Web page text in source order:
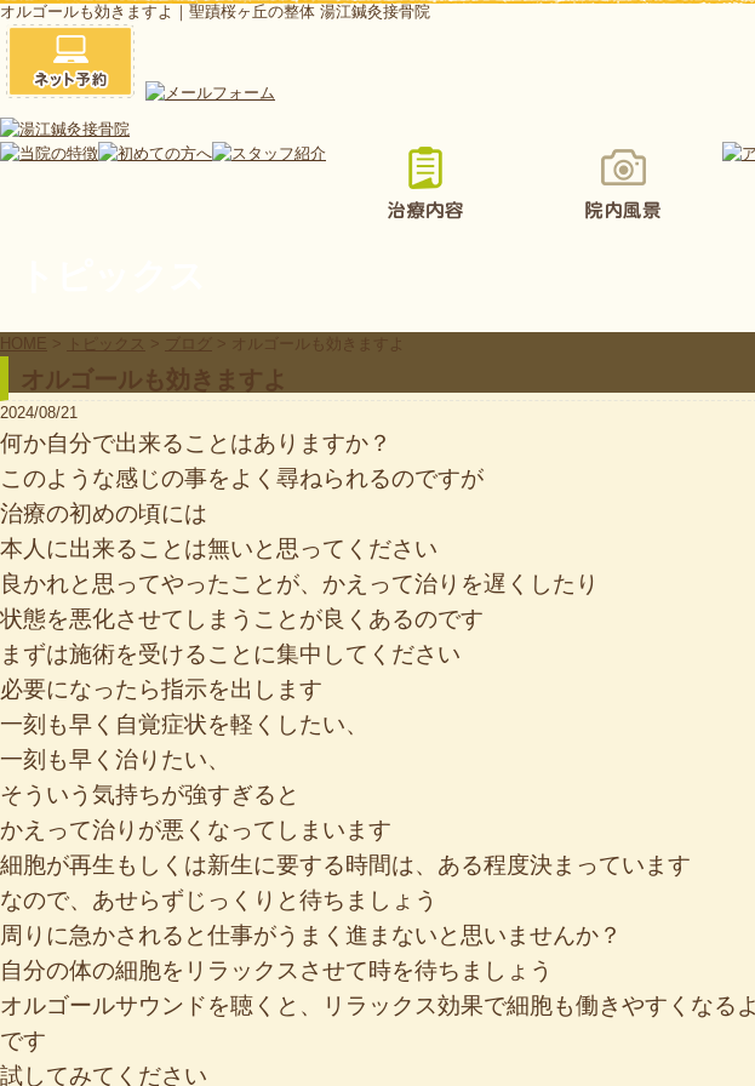
オルゴールも効きますよ｜聖蹟桜ヶ丘の整体 湯江鍼灸接骨院
HOME > トピックス > ブログ > オルゴールも効きますよ
オルゴールも効きますよ
2024/08/21
何か自分で出来ることはありますか？
このような感じの事をよく尋ねられるのですが
治療の初めの頃には
本人に出来ることは無いと思ってください
良かれと思ってやったことが、かえって治りを遅くしたり
状態を悪化させてしまうことが良くあるのです
まずは施術を受けることに集中してください
必要になったら指示を出します
一刻も早く自覚症状を軽くしたい、
一刻も早く治りたい、
そういう気持ちが強すぎると
かえって治りが悪くなってしまいます
細胞が再生もしくは新生に要する時間は、ある程度決まっています
なので、あせらずじっくりと待ちましょう
周りに急かされると仕事がうまく進まないと思いませんか？
自分の体の細胞をリラックスさせて時を待ちましょう
オルゴールサウンドを聴くと、リラックス効果で細胞も働きやすくなる
です
試してみてください